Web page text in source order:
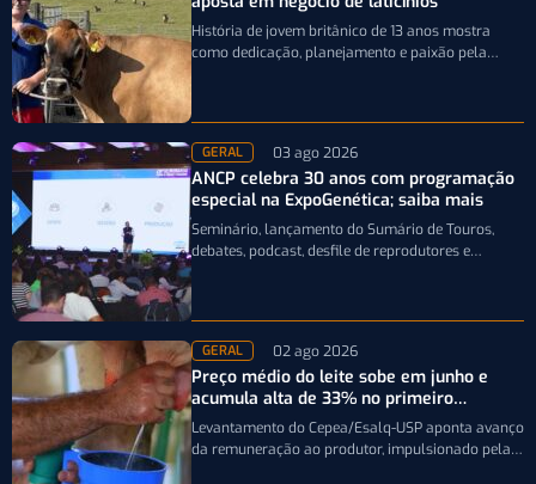
História de jovem britânico de 13 anos mostra
como dedicação, planejamento e paixão pela
GERAL 03 ago 2026
ANCP celebra 30 anos com programação
especial na ExpoGenética; saiba mais
Seminário, lançamento do Sumário de Touros,
debates, podcast, desfile de reprodutores e
GERAL 02 ago 2026
Preço médio do leite sobe em junho e
acumula alta de 33% no primeiro
semestre
Levantamento do Cepea/Esalq-USP aponta avanço
da remuneração ao produtor, impulsionado pela